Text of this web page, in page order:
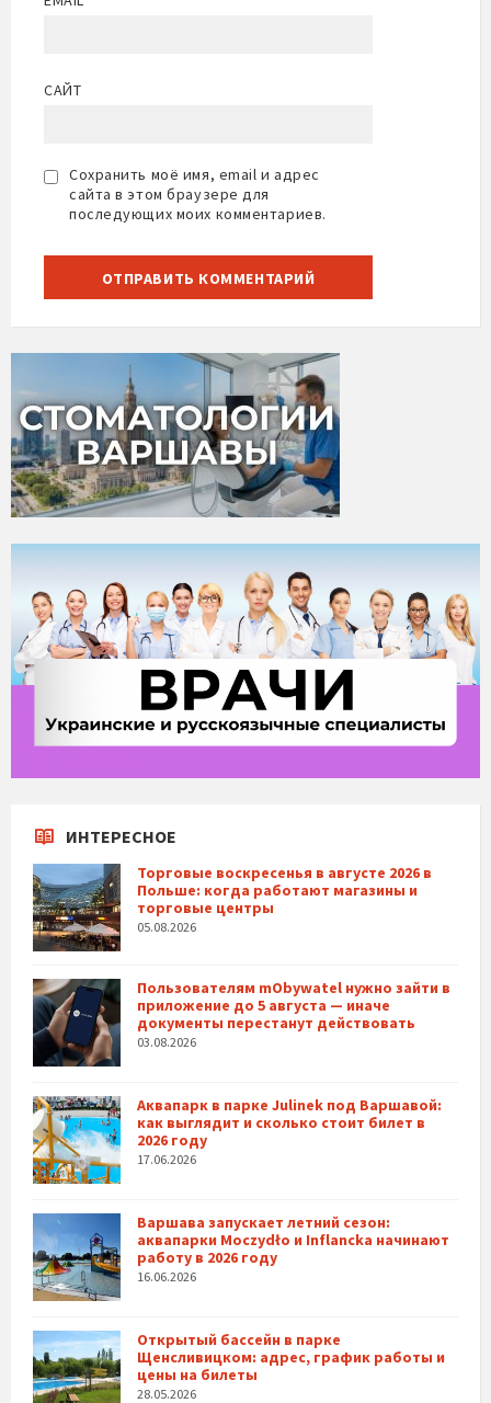
САЙТ
Сохранить моё имя, email и адрес
сайта в этом браузере для
последующих моих комментариев.
ИНТЕРЕСНОЕ
Торговые воскресенья в августе 2026 в
Польше: когда работают магазины и
торговые центры
05.08.2026
Пользователям mObywatel нужно зайти в
приложение до 5 августа — иначе
документы перестанут действовать
03.08.2026
Аквапарк в парке Julinek под Варшавой:
как выглядит и сколько стоит билет в
2026 году
17.06.2026
Варшава запускает летний сезон:
аквапарки Moczydło и Inflancka начинают
работу в 2026 году
16.06.2026
Открытый бассейн в парке
Щенсливицком: адрес, график работы и
цены на билеты
28.05.2026